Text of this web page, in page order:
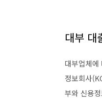
대부 대
대부업체에
정보회사
부와 신용